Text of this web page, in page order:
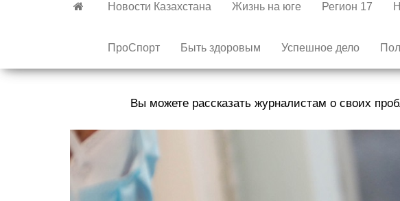
Новости Казахстана Жизнь на юге Регион 17
ПроСпорт Быть здоровым Успешное дело
Вы можете рассказать журналистам о своих